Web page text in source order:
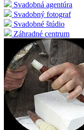
Svadobná agentúra
Svadobný fotograf
Svadobné štúdio
Záhradné centrum